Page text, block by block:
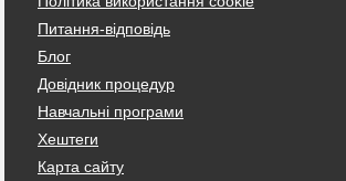
Питання-відповідь
Блог
Довідник процедур
Навчальні програми
Хештеги
Карта сайту